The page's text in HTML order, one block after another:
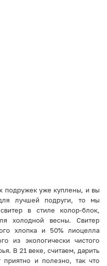
подружек уже куплены, и вы
лучшей подруги, то мы
в стиле колор-блок,
холодной весны. Свитер
хлопка и 50% лиоцелла
из экологически чистого
В 21 веке, считаем, дарить
и полезно, так что